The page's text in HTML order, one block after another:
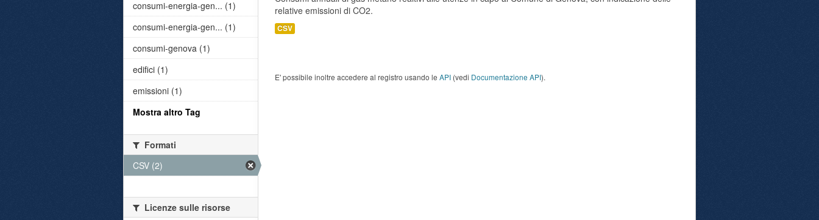
relative emissioni di CO2.
CSV
E' possibile inoltre accedere al registro usando le API (vedi Documentazione API).
consumi-energia-gen... (1)
consumi-energia-gen... (1)
consumi-genova (1)
edifici (1)
emissioni (1)
Mostra altro Tag
Formati
CSV (2)
Licenze sulle risorse